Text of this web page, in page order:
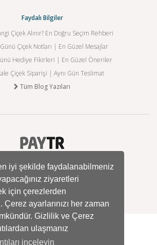
iyi şekilde faydalanabilmeniz
ziyaretleri
için çerezlerden
Çerez ayarlarınızı her zaman
Gizlilik ve Çerez
ulaşmanız
inceleyin
Faydalı Bilgiler
Çiçek Alınır? En Doğru Seçim Rehberi
Çiçek Notları | En Güzel Mesajlar
Hediye Fikirleri | En Güzel Öneriler
Çiçek Siparişi | Aynı Gün Teslimat
Tüm Blog Yazıları